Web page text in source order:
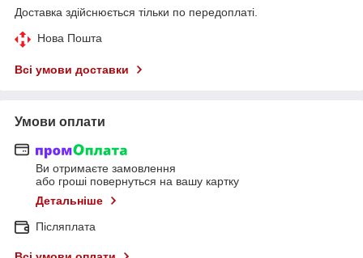
Доставка здійснюється тільки по передоплаті.
Нова Пошта
Всі умови доставки
Умови оплати
Ви отримаєте замовлення
або гроші повернуться на вашу картку
Детальніше
Післяплата